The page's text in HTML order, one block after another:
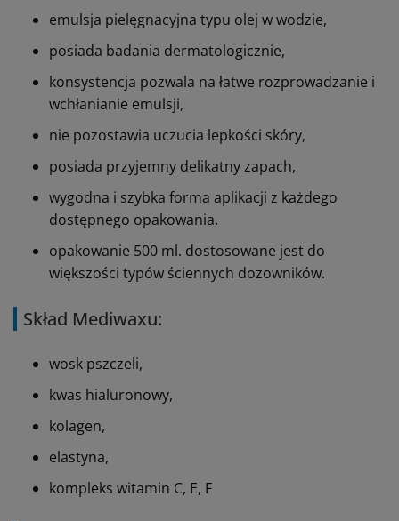
emulsja pielęgnacyjna typu olej w wodzie,
posiada badania dermatologicznie,
konsystencja pozwala na łatwe rozprowadzanie i
wchłanianie emulsji,
nie pozostawia uczucia lepkości skóry,
posiada przyjemny delikatny zapach,
wygodna i szybka forma aplikacji z każdego
dostępnego opakowania,
opakowanie 500 ml. dostosowane jest do
większości typów ściennych dozowników.
Skład Mediwaxu:
wosk pszczeli,
kwas hialuronowy,
kolagen,
elastyna,
kompleks witamin C, E, F